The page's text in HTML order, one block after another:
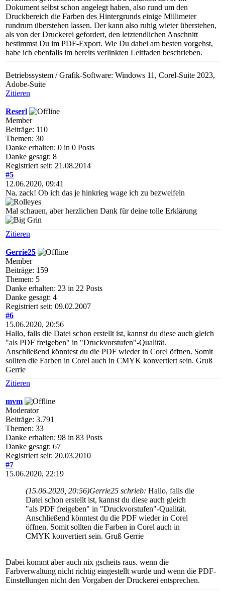
Dokument selbst schon angelegt haben, also rund um den
Druckbereich die Farben des Hintergrunds einige Millimeter
rundrum überstehen lassen. Der kann also ruhig wieter überstehen,
als von der Druckerei gefordert, den letztendlichen Anschnitt
bestimmst Du im PDF-Export. Wie Du dabei am besten vorgehst,
habe ich ebenfalls im bereits verlinkten Leitfaden beschrieben.
Betriebssystem / Grafik-Software: Windows 11, Corel-Suite 2023,
Adobe-Suite
Zitieren
Reserl
Member
Beiträge: 110
Themen: 30
Danke erhalten: 0 in 0 Posts
Danke gesagt: 8
Registriert seit: 21.08.2014
#5
12.06.2020, 09:41
Na, zack! Ob ich das je hinkrieg wage ich zu bezweifeln
Mal schauen, aber herzlichen Dank für deine tolle Erklärung
Zitieren
Gerrie25
Member
Beiträge: 159
Themen: 5
Danke erhalten: 23 in 22 Posts
Danke gesagt: 4
Registriert seit: 09.02.2007
#6
15.06.2020, 20:56
Hallo, falls die Datei schon erstellt ist, kannst du diese auch gleich
"als PDF freigeben" in "Druckvorstufen"-Qualität.
Anschließend könntest du die PDF wieder in Corel öffnen. Somit
sollten die Farben in Corel auch in CMYK konvertiert sein. Gruß
Gerrie
Zitieren
mvm
Moderator
Beiträge: 3.791
Themen: 33
Danke erhalten: 98 in 83 Posts
Danke gesagt: 67
Registriert seit: 20.03.2010
#7
15.06.2020, 22:19
(15.06.2020, 20:56)Gerrie25 schrieb: Hallo, falls die
Datei schon erstellt ist, kannst du diese auch gleich
"als PDF freigeben" in "Druckvorstufen"-Qualität.
Anschließend könntest du die PDF wieder in Corel
öffnen. Somit sollten die Farben in Corel auch in
CMYK konvertiert sein. Gruß Gerrie
Dabei kommt aber auch nix gscheits raus. wenn die
Farbverwaltung nicht richtig eingestellt wurde und wenn die PDF-
Einstellungen nicht den Vorgaben der Druckerei entsprechen.